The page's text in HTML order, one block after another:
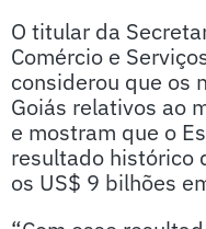
O titular da
Comércio e
considerou que os
Goiás relativos ao
e mostram que o
resultado histórico
os US$ 9 bilhões